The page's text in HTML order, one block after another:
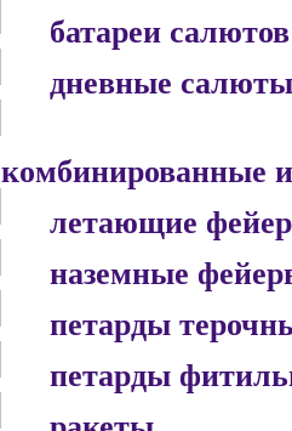
батареи салютов
дневные салюты
комбинированные
летающие
наземные
петарды
петарды